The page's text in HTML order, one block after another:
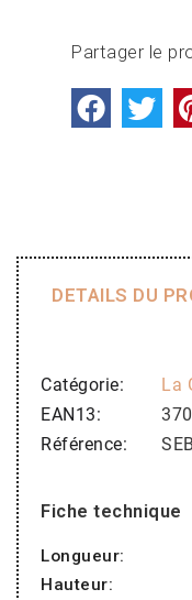
Partager le
DETAILS DU
Catégorie
La
EAN13
Référence
Fiche technique
Longueur:
Hauteur: